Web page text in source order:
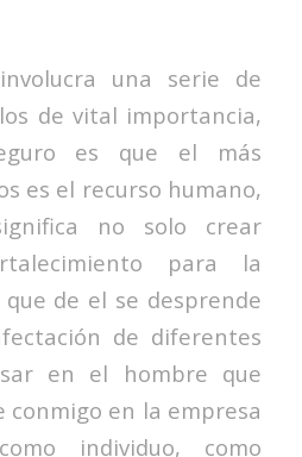
una serie de
de vital importancia,
es que el más
es el recurso humano,
no solo crear
para la
de el se desprende
de diferentes
en el hombre que
conmigo en la empresa
individuo, como